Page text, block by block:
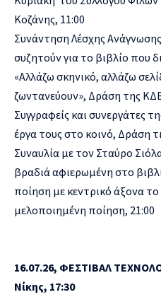
Κοζάνης, 11:00
Συνάντηση Λέσχης
συζητούν για το βιβλίο που
«Αλλάζω σκηνικό, αλλάζω
ζωντανεύουν», Δράση της
Συγγραφείς και συνεργάτες
έργα τους στο κοινό, Δράση
Συναυλία με τον Σταύρο
βραδιά αφιερωμένη στο
ποίηση με κεντρικό άξονα το
μελοποιημένη ποίηση, 21:00
16.07.26, ΦΕΣΤΙΒΑΛ
Νίκης, 17:30